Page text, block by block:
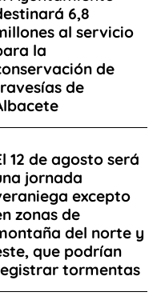
6,8
al servicio
la
de
de
12 de agosto será
jornada
excepto
zonas de
del norte y
que podrían
tormentas